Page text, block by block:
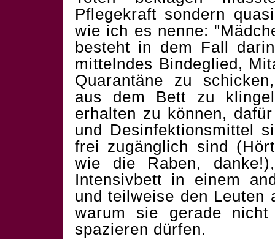
Pflegekraft sondern
wie ich es nenne:
besteht in dem Fall
mittelndes Bindeglied,
Quarantäne zu
aus dem Bett zu
erhalten zu können,
und Desinfektionsmittel
frei zugänglich sind
wie die Raben,
Intensivbett in einem
und teilweise den Leuten
warum sie gerade
spazieren dürfen.